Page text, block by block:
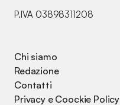
P.IVA 03898311208
Chi siamo
Redazione
Contatti
Privacy e Coockie Policy